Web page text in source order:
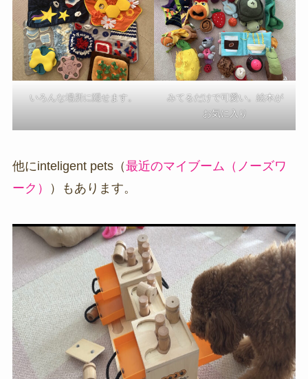
いろんな場所に隠せます。
みてるだけで可愛い。絵本が
お気に入り
他にinteligent pets（最近のマイブーム（ノーズワ
ーク）
）もあります。